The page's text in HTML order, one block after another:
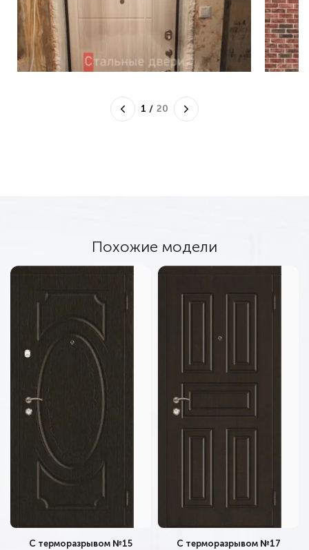
1 / 20
Похожие модели
С терморазрывом №15 С терморазрывом №17